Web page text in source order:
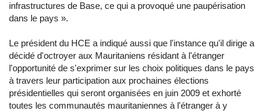
infrastructures de Base, ce qui a provoqué une paupérisation
dans le pays ».
Le président du HCE a indiqué aussi que l'instance qu'il dirige a
décidé d'octroyer aux Mauritaniens résidant à l'étranger
l'opportunité de s'exprimer sur les choix politiques dans le pays
à travers leur participation aux prochaines élections
présidentielles qui seront organisées en juin 2009 et exhorté
toutes les communautés mauritaniennes à l'étranger à y